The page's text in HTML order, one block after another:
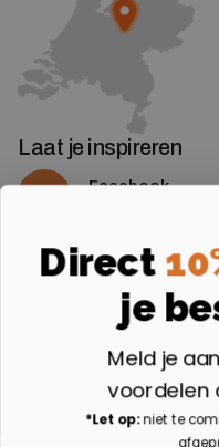
Laat je inspireren
Facebook
Instagram
Volg ons op
Aangesloten bij
Direct
je
Meld je
voordelen
*Let op:niet te